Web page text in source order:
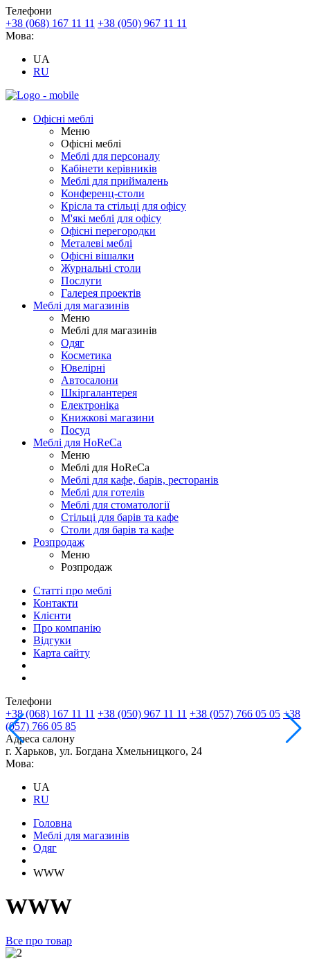
Телефони
+38 (068) 167 11 11 +38 (050) 967 11 11
Мова:
UA
RU
Офісні меблі
Меню
Офісні меблі
Меблі для персоналу
Кабінети керівників
Меблі для приймалень
Конференц-столи
Крісла та стільці для офісу
М'які меблі для офісу
Офісні перегородки
Металеві меблі
Офісні вішалки
Журнальні столи
Послуги
Галерея проектів
Меблі для магазинів
Меню
Меблі для магазинів
Одяг
Косметика
Ювелірні
Автосалони
Шкіргалантерея
Електроніка
Книжкові магазини
Посуд
Меблі для HoReCa
Меню
Меблі для HoReCa
Меблі для кафе, барів, ресторанів
Меблі для готелів
Меблі для стоматології
Стільці для барів та кафе
Столи для барів та кафе
Розпродаж
Меню
Розпродаж
Статті про меблі
Контакти
Клієнти
Про компанію
Відгуки
Карта сайту
Телефони
+38 (068) 167 11 11 +38 (050) 967 11 11 +38 (057) 766 05 05 +38
(057) 766 05 85
Адреса салону
г. Харьков, ул. Богдана Хмельницкого, 24
Мова:
UA
RU
Головна
Меблі для магазинів
Одяг
WWW
WWW
Все про товар